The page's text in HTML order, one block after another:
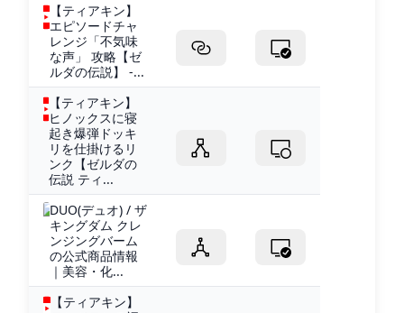
【ティアキン】
エピソードチャ
レンジ「不気味
な声」 攻略【ゼ
ルダの伝説】 -...
【ティアキン】
ヒノックスに寝
起き爆弾ドッキ
リを仕掛けるリ
ンク【ゼルダの
伝説 ティ...
DUO(デュオ) / ザ
キングダム クレ
ンジングバーム
の公式商品情報
｜美容・化...
【ティアキン】